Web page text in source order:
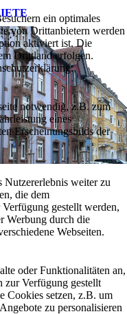
ein optimales
von Drittanbietern werden
aktiviert ist. Die
Drittland erfolgen.
notwendig, z.B. zum
eines
Erscheinungsbilds der
Nutzererlebnis weiter zu
die dem
gestellt werden,
Werbung durch die
Webseiten.
oder Funktionalitäten an,
zur Verfügung gestellt
Cookies setzen, z.B. um
zu personalisieren